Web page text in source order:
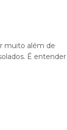
muito além de
É entender